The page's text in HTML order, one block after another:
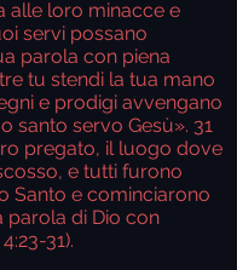
alle loro minacce e
servi possano
parola con piena
tu stendi la tua mano
e prodigi avvengano
santo servo Gesù». 31
pregato, il luogo dove
e tutti furono
Santo e cominciarono
parola di Dio con
31).